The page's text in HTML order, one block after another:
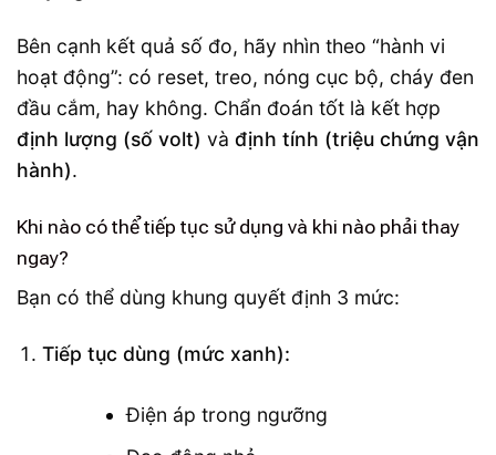
Bên cạnh kết quả số đo, hãy nhìn theo “hành vi
hoạt động”: có reset, treo, nóng cục bộ, cháy đen
đầu cắm, hay không. Chẩn đoán tốt là kết hợp
định lượng (số volt) và định tính (triệu chứng vận
hành).
Khi nào có thể tiếp tục sử dụng và khi nào phải thay
ngay?
Bạn có thể dùng khung quyết định 3 mức:
Tiếp tục dùng (mức xanh):
Điện áp trong ngưỡng